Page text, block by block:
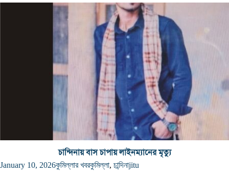
চান্দিনায় বাস চাপায় লাইনম্যানের মৃত্যু
January 10, 2026কুমিল্লার খবরকুমিল্লা, চান্দিনাjitu